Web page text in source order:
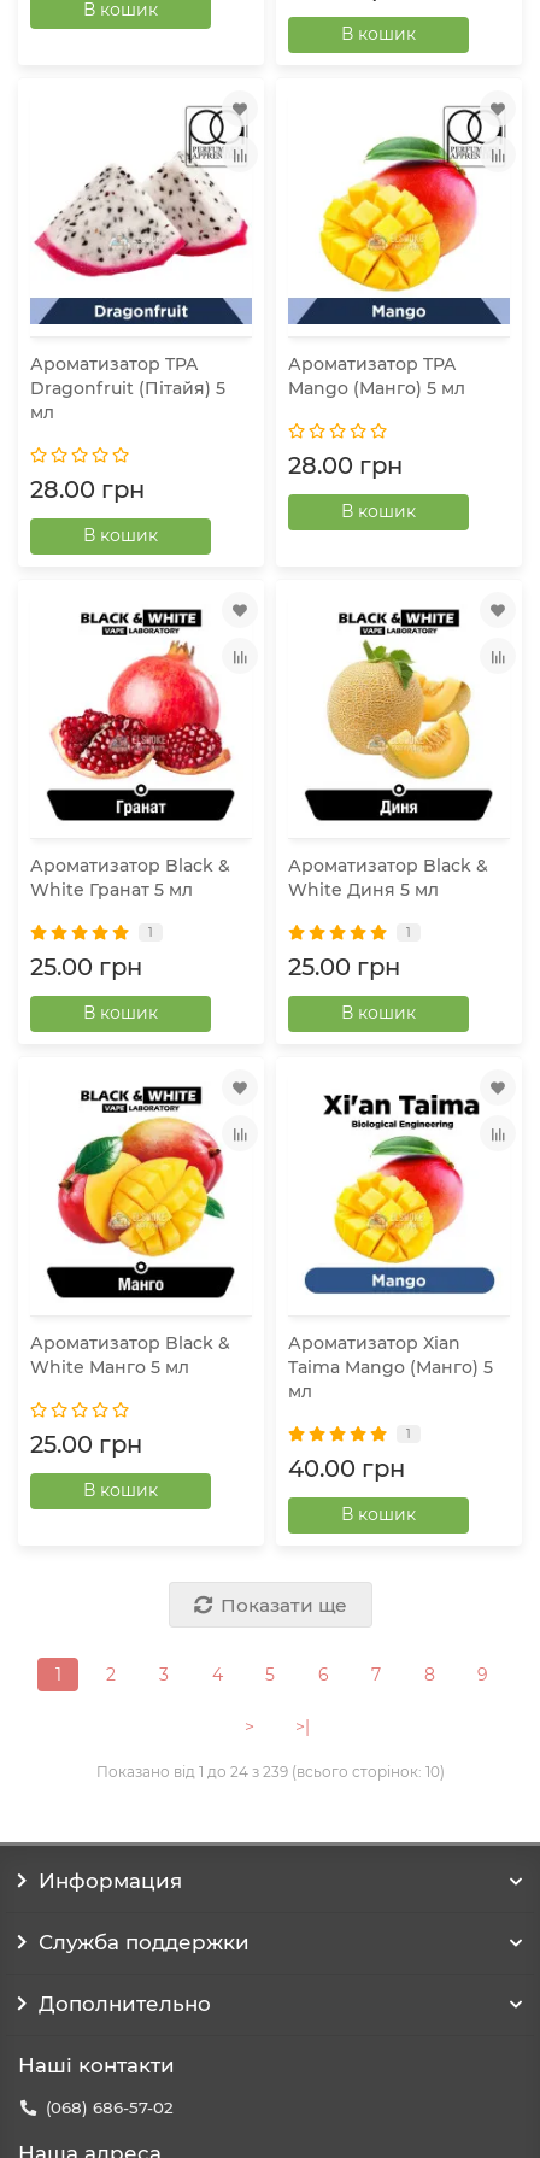
В кошик
В кошик
Ароматизатор TPA
Dragonfruit (Пітайя) 5
мл
28.00 грн
В кошик
Ароматизатор TPA
Mango (Манго) 5 мл
28.00 грн
В кошик
Ароматизатор Black &
White Гранат 5 мл
1
25.00 грн
В кошик
Ароматизатор Black &
White Диня 5 мл
1
25.00 грн
В кошик
Ароматизатор Black &
White Манго 5 мл
25.00 грн
В кошик
Ароматизатор Xian
Taima Mango (Манго) 5
мл
1
40.00 грн
В кошик
Показати ще
1 2 3 4 5 6 7 8 9
> >|
Показано від 1 до 24 з 239 (всього сторінок: 10)
Информация
Служба поддержки
Дополнительно
Наші контакти
(068) 686-57-02